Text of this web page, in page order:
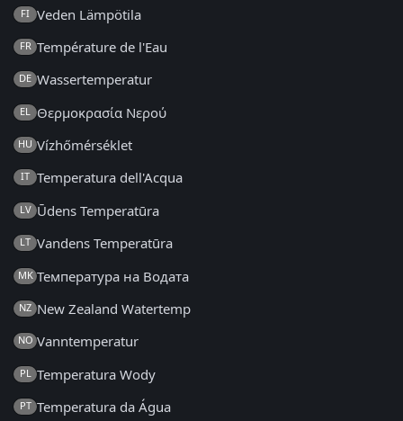
FI Veden Lämpötila
FR Température de l'Eau
DE Wassertemperatur
EL Θερμοκρασία Νερού
HU Vízhőmérséklet
IT Temperatura dell'Acqua
LV Ūdens Temperatūra
LT Vandens Temperatūra
MK Температура на Водата
NZ New Zealand Watertemp
NO Vanntemperatur
PL Temperatura Wody
PT Temperatura da Água